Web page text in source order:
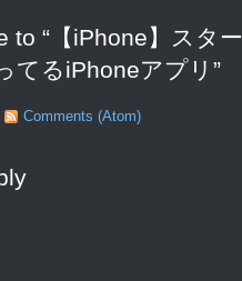
to “【iPhone】スタ
てるiPhoneアプリ”
Comments (Atom)